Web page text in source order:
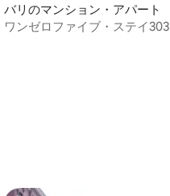
、5つ星中4.91つ星の平均評価
バリのマンション・アパート
ワンゼロファイブ・ステイ303